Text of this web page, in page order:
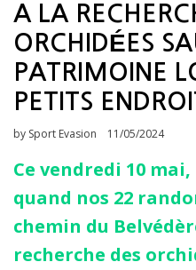
A LA
ORCHIDÉES
PATRIMOINE
PETITS
by Sport Evasion
Posted
11/05/2024
Ce vendredi 10
quand nos 22
chemin du
recherche des